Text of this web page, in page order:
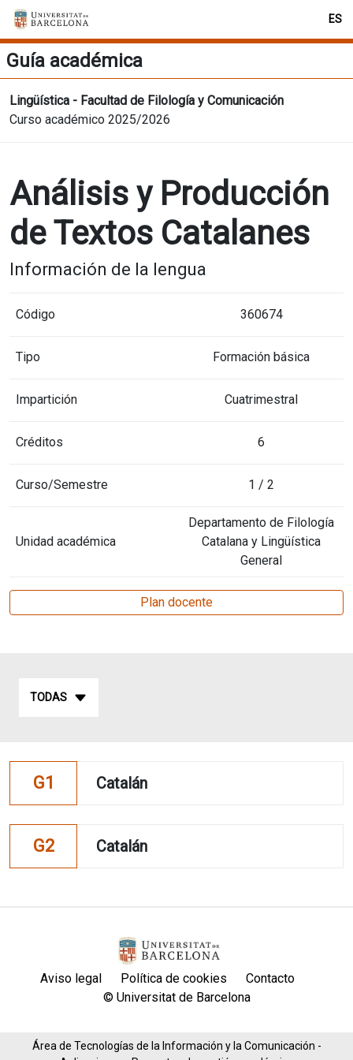
ES
Guía académica
Lingüística - Facultad de Filología y Comunicación
Curso académico 2025/2026
Análisis y Producción
de Textos Catalanes
Información de la lengua
Código 360674
Tipo Formación básica
Impartición Cuatrimestral
Créditos 6
Curso/Semestre 1 / 2
Unidad académica
Departamento de Filología
Catalana y Lingüística
General
Plan docente
TODAS
G1 Catalán
G2 Catalán
Aviso legal Política de cookies
Contacto
© Universitat de Barcelona
Área de Tecnologías de la Información y la Comunicación -